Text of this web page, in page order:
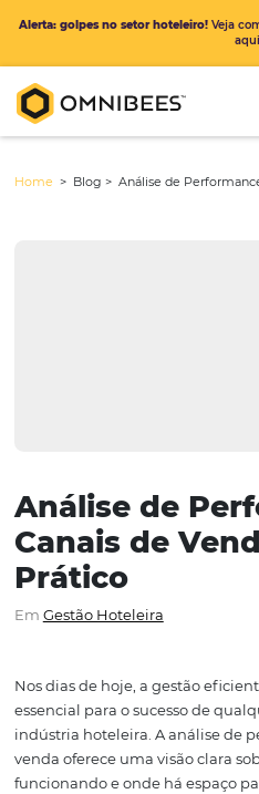
Análise de
Canais de
Prático
Gestão Hoteleira
Alerta: golpes no setor hoteleiro!